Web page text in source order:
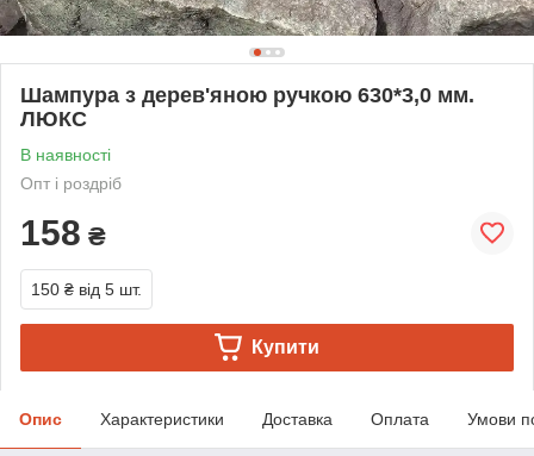
Шампура з дерев'яною ручкою 630*3,0 мм.
ЛЮКС
В наявності
Опт і роздріб
158 ₴
150 ₴ від 5 шт.
Купити
Опис Характеристики Доставка Оплата Умови